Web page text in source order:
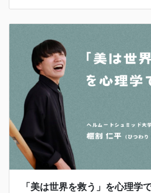
「美は世界を救う」を心理学